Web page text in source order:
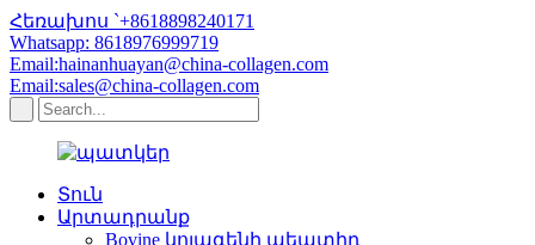
Հեռախոս `+8618898240171
Whatsapp: 8618976999719
Email:hainanhuayan@china-collagen.com
Email:sales@china-collagen.com
Տուն
Արտադրանք
Bovine կոլագենի պեպտիդ